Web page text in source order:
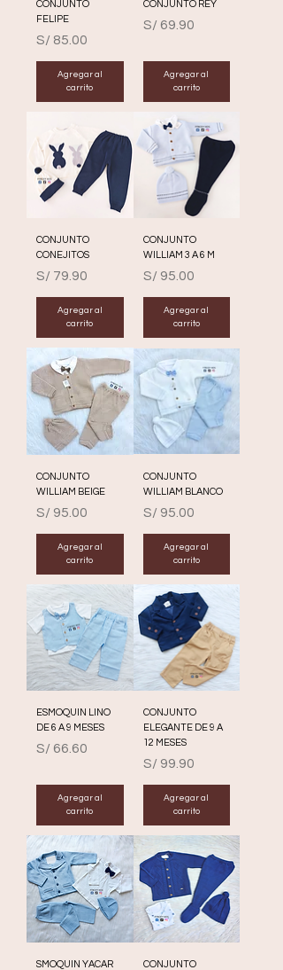
CONJUNTO
FELIPE
Precio
S/ 85.00
Agregar al
carrito
CONJUNTO REY
Precio
S/ 69.90
Agregar al
carrito
CONJUNTO
CONEJITOS
Precio
S/ 79.90
Agregar al
carrito
CONJUNTO
WILLIAM 3 A 6 M
Precio
S/ 95.00
Agregar al
carrito
CONJUNTO
WILLIAM BEIGE
Precio
S/ 95.00
Agregar al
carrito
CONJUNTO
WILLIAM BLANCO
Precio
S/ 95.00
Agregar al
carrito
ESMOQUIN LINO
DE 6 A 9 MESES
Precio
S/ 66.60
Agregar al
carrito
CONJUNTO
ELEGANTE DE 9 A
12 MESES
Precio
S/ 99.90
Agregar al
carrito
SMOQUIN YACAR
CONJUNTO